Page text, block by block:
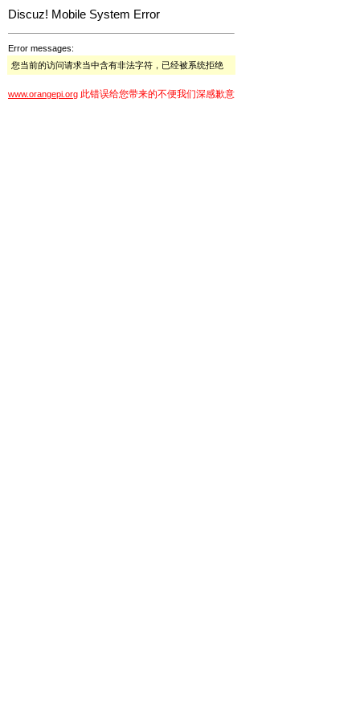
Discuz! Mobile System Error
Error messages:
您当前的访问请求当中含有非法字符，已经被系统拒绝
www.orangepi.org 此错误给您带来的不便我们深感歉意